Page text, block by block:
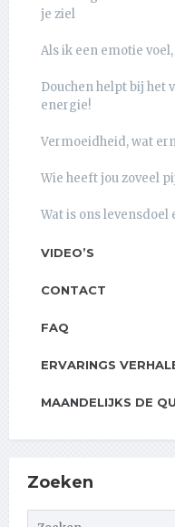
je ziel
Als ik een emotie
Douchen helpt bij het
energie!
Vermoeidheid, wat
Wie heeft jou zoveel
Wat is ons levensdoel
VIDEO’S
CONTACT
FAQ
ERVARINGS
MAANDELIJKS DE
Zoeken